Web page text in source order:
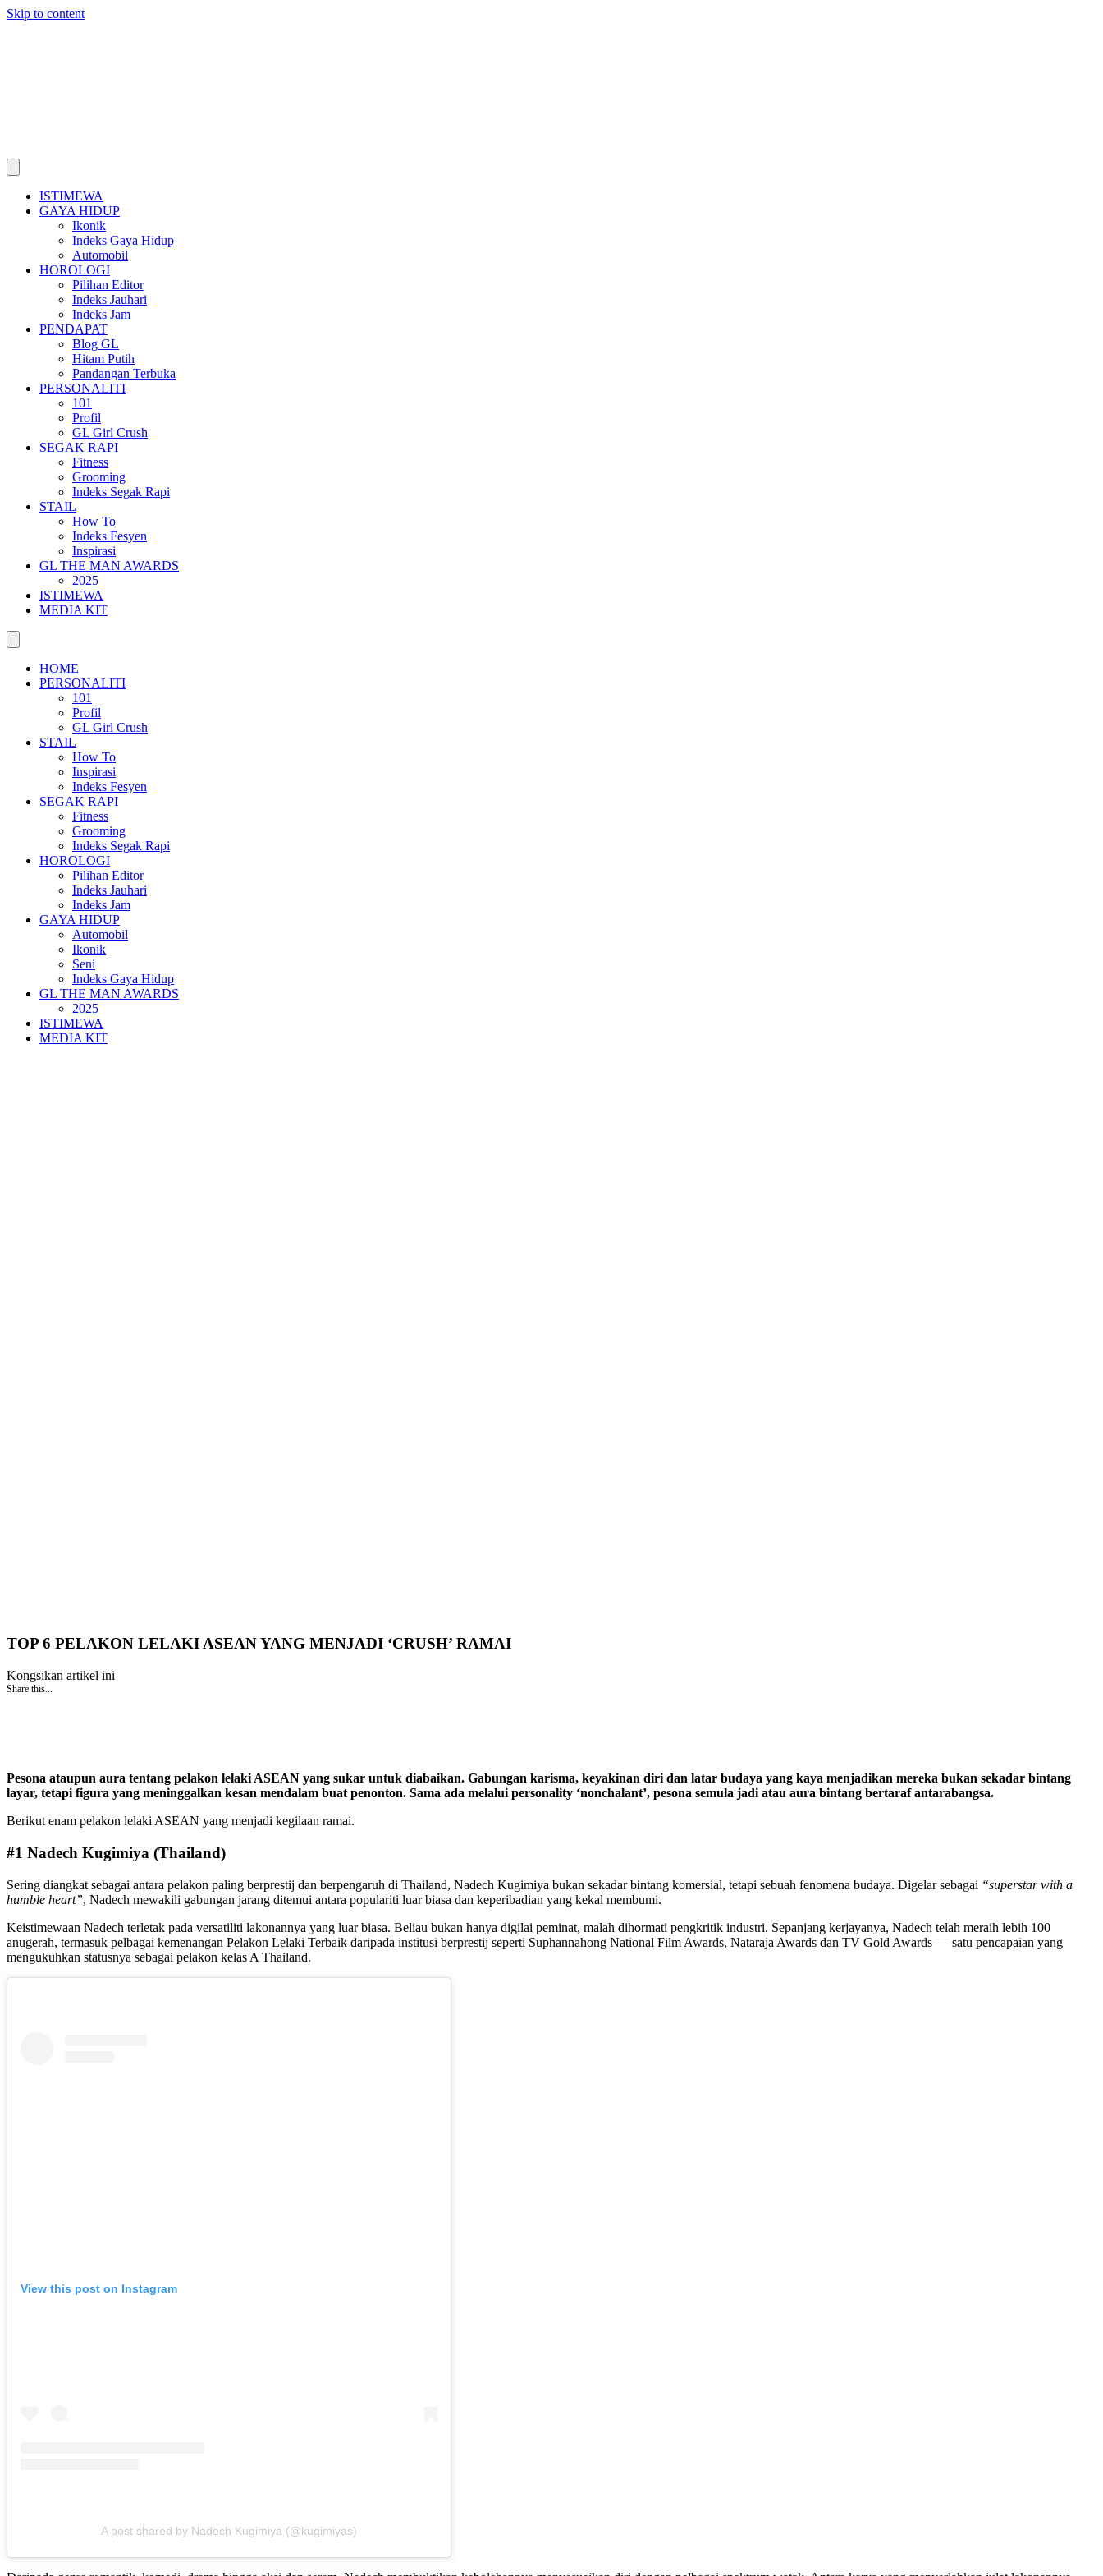
Skip to content
ISTIMEWA
GAYA HIDUP
Ikonik
Indeks Gaya Hidup
Automobil
HOROLOGI
Pilihan Editor
Indeks Jauhari
Indeks Jam
PENDAPAT
Blog GL
Hitam Putih
Pandangan Terbuka
PERSONALITI
101
Profil
GL Girl Crush
SEGAK RAPI
Fitness
Grooming
Indeks Segak Rapi
STAIL
How To
Indeks Fesyen
Inspirasi
GL THE MAN AWARDS
2025
ISTIMEWA
MEDIA KIT
HOME
PERSONALITI
101
Profil
GL Girl Crush
STAIL
How To
Inspirasi
Indeks Fesyen
SEGAK RAPI
Fitness
Grooming
Indeks Segak Rapi
HOROLOGI
Pilihan Editor
Indeks Jauhari
Indeks Jam
GAYA HIDUP
Automobil
Ikonik
Seni
Indeks Gaya Hidup
GL THE MAN AWARDS
2025
ISTIMEWA
MEDIA KIT
TOP 6 PELAKON LELAKI ASEAN YANG MENJADI ‘CRUSH’ RAMAI
Kongsikan artikel ini
Share this...
Pesona ataupun aura tentang pelakon lelaki ASEAN yang sukar untuk diabaikan. Gabungan karisma, keyakinan diri dan latar budaya yang kaya menjadikan mereka bukan sekadar bintang
layar, tetapi figura yang meninggalkan kesan mendalam buat penonton. Sama ada melalui personality ‘nonchalant’, pesona semula jadi atau aura bintang bertaraf antarabangsa.
Berikut enam pelakon lelaki ASEAN yang menjadi kegilaan ramai.
#1 Nadech Kugimiya (Thailand)
Sering diangkat sebagai antara pelakon paling berprestij dan berpengaruh di Thailand, Nadech Kugimiya bukan sekadar bintang komersial, tetapi sebuah fenomena budaya. Digelar sebagai “superstar with a
humble heart”, Nadech mewakili gabungan jarang ditemui antara populariti luar biasa dan keperibadian yang kekal membumi.
Keistimewaan Nadech terletak pada versatiliti lakonannya yang luar biasa. Beliau bukan hanya digilai peminat, malah dihormati pengkritik industri. Sepanjang kerjayanya, Nadech telah meraih lebih 100
anugerah, termasuk pelbagai kemenangan Pelakon Lelaki Terbaik daripada institusi berprestij seperti Suphannahong National Film Awards, Nataraja Awards dan TV Gold Awards — satu pencapaian yang
mengukuhkan statusnya sebagai pelakon kelas A Thailand.
View this post on Instagram
A post shared by Nadech Kugimiya (@kugimiyas)